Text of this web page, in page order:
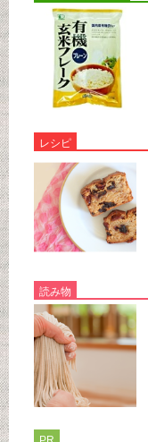
レシピ
読み物
PR